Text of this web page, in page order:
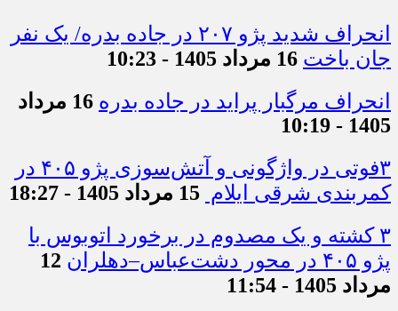
انحراف شدید پژو ۲۰۷ در جاده بدره/ یک نفر
جان باخت 16 مرداد 1405 - 10:23
انحراف مرگبار پراید در جاده بدره
16 مرداد
1405 - 10:19
۳فوتی در واژگونی و آتش‌سوزی پژو ۴۰۵ در
کمربندی شرقی ایلام 15 مرداد 1405 - 18:27
۳ کشته و یک مصدوم در برخورد اتوبوس با
پژو ۴۰۵ در محور دشت‌عباس–دهلران
12
مرداد 1405 - 11:54